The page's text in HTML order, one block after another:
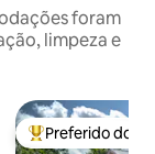
foram
limpeza e
Entre os
Preferido dos